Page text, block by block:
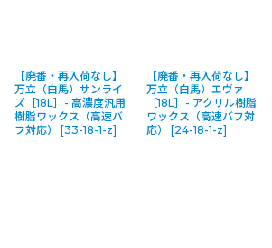
【廃番・再入荷なし】
万立（白馬）サンライ
ズ［18L］- 高濃度汎用
樹脂ワックス（高速バ
フ対応）
[33-18-1-z]
【廃番・再入荷なし】
万立（白馬）エヴァ
［18L］- アクリル樹脂
ワックス（高速バフ対
応）
[24-18-1-z]